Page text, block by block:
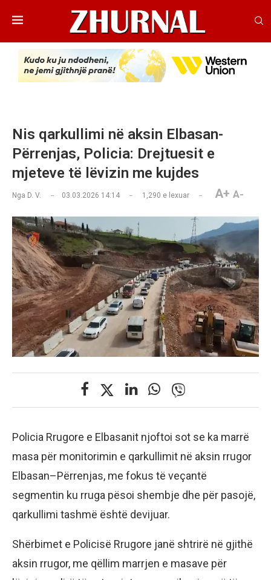
Nis qarkullimi në aksin Elbasan-
Përrenjas, Policia: Drejtuesit e
mjeteve të lëvizin me kujdes
Nga D. V. 03.03.2026 14:14 1,290 e lexuar A+ A-
Policia Rrugore e Elbasanit njoftoi sot se ka marrë
masa për monitorimin e qarkullimit në aksin rrugor
Elbasan–Përrenjas, me fokus të veçantë
segmentin ku rruga pësoi shembje dhe për pasojë,
qarkullimi tashmë është devijuar.
Shërbimet e Policisë Rrugore janë shtrirë në gjithë
aksin rrugor, me qëllim marrjen e masave për